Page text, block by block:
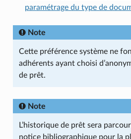
paramétrage du type de
Note
Cette préférence système ne
adhérents ayant choisi
de prêt.
Note
L’historique de prêt sera
notice bibliographique pour la